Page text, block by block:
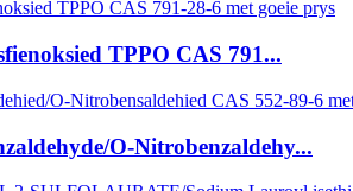
TPPO CAS 791...
O-Nitrobenzaldehy...